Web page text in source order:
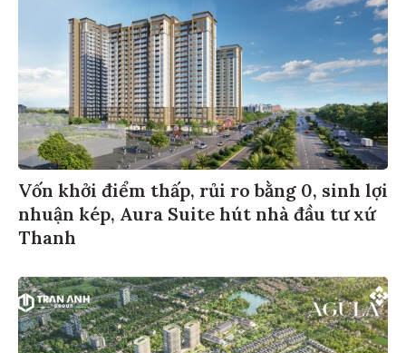
Vốn khởi điểm thấp, rủi ro bằng 0, sinh lợi
nhuận kép, Aura Suite hút nhà đầu tư xứ
Thanh